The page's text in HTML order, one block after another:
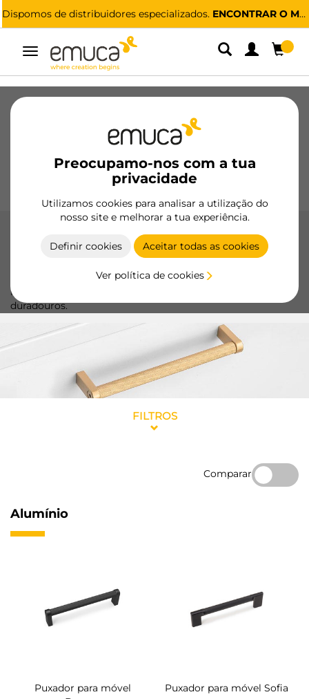
Dispomos de distribuidores especializados. ENCONTRAR O MAIS PRÓXIMO
Alternar
navegação
Preocupamo-nos com a tua
privacidade
Utilizamos cookies para analisar a utilização do
nosso site e melhorar a tua experiência.
Definir cookies Aceitar todas as cookies
Ver política de cookies
Dobradiças
Cozinha Montagem
Puxadores Bases Expositores
Modernos
modernos da Emuca, concebidos para transformar os seus
móveis com um estilo contemporâneo e materiais
duradouros.
FILTROS
Comparar
Alumínio
Puxador para móvel
Puxador para móvel Sofia